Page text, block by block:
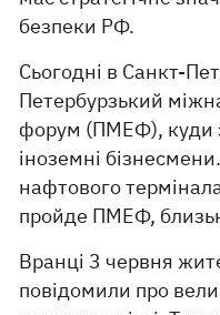
безпеки РФ.
Сьогодні в Санкт-
Петербурзький
форум (ПМЕФ), куди
іноземні
нафтового
пройде ПМЕФ,
Вранці 3 червня
повідомили про